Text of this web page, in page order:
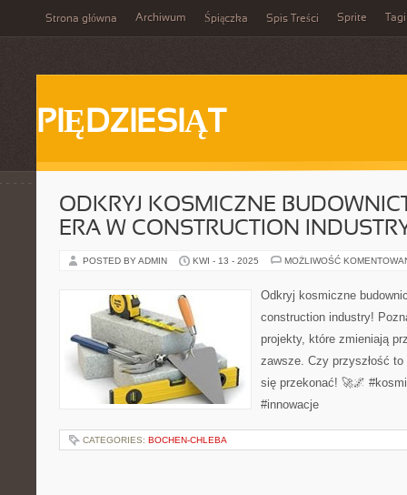
Strona główna Archiwum Śpiączka Spis Treści Sprite Tagi
PIĘDZIESIĄT
ODKRYJ KOSMICZNE
ERA W CONSTRUCTION
POSTED BY ADMIN KWI - 13 - 2025 MOŻLIWOŚĆ
Odkryj kosmiczne
construction industry!
projekty, które zmieniają
zawsze. Czy przyszłość
się przekonać! 🚀🌌
#innowacje
CATEGORIES: BOCHEN-CHLEBA